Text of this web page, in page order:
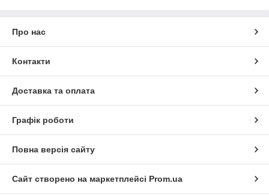
Про нас
Контакти
Доставка та оплата
Графік роботи
Повна версія сайту
Сайт створено на маркетплейсі Prom.ua